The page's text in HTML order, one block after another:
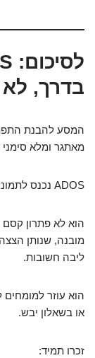
בדרך,
המסע להבנת
מאתגר ומלא
ADOS נכנס לתמונה הזו כמו זרקור.
הוא לא פתרון
מובנה, שנותן
ליבה חשובות.
הוא עוזר
או בשאלון יבש.
זכרו תמיד: